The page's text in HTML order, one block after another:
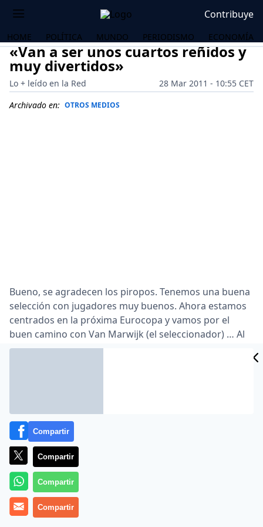
Contribuye
HOME POLÍTICA MUNDO PERIODISMO ECONOMÍA
«Van a ser unos cuartos reñidos y
muy divertidos»
Lo + leído en la Red
28 Mar 2011 - 10:55 CET
Archivado en: OTROS MEDIOS
Bueno, se agradecen los piropos. Tenemos una buena
selección con jugadores muy buenos. Ahora estamos
centrados en la próxima Eurocopa y vamos por el
buen camino con Van Marwijk (el seleccionador) … Al
final, no sé si por los años, retraso un poco mi
Lea el artículo completo en
Compartir
Compartir
Compartir
Compartir